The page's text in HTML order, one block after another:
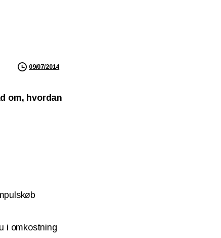
09/07/2014
om, hvordan
i omkostning